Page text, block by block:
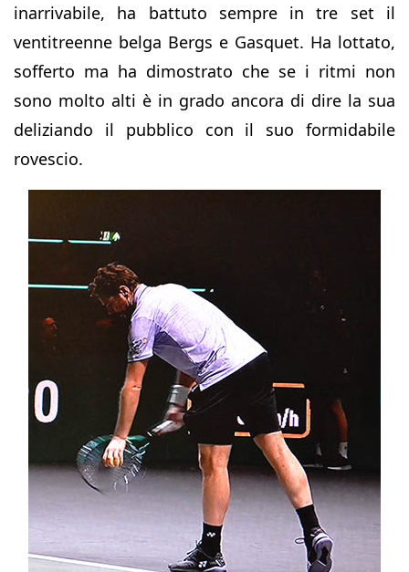
inarrivabile, ha battuto sempre in tre set il
ventitreenne belga Bergs e Gasquet. Ha lottato,
sofferto ma ha dimostrato che se i ritmi non
sono molto alti è in grado ancora di dire la sua
deliziando il pubblico con il suo formidabile
rovescio.